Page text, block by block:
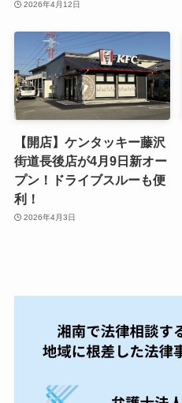
2026年4月12日
【開店】ケンタッキー藤沢
街道長後店が4月9日新オー
プン！ドライブスルーも便
利！
2026年4月3日